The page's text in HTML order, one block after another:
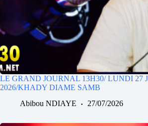
LE GRAND JOURNAL 13H30/ LUNDI 27
2026/KHADY DIAME SAMB
Abibou NDIAYE
27/07/2026